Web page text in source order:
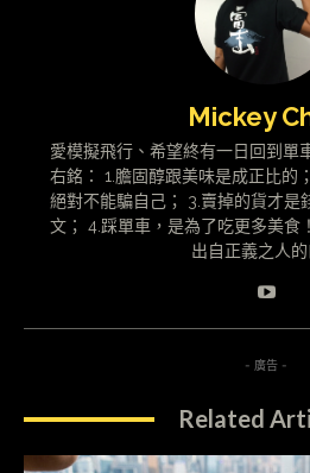
Mickey
愛模擬飛行、希望終有一日回到單
右銘： 1.膽固醇跟美味是成正比的
絕對不能騙自己； 3.賣掉的貨才是
文； 4.踩單車，是為了吃更多美食
出自正義之人的
- 廣告 -
Related